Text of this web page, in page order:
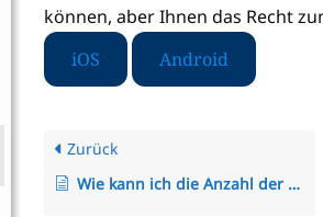
können, aber Ihnen das Recht
iOS
Android
Zurück
Wie kann ich die Anzahl der Überstunden im TimO einschränken/überwachen?